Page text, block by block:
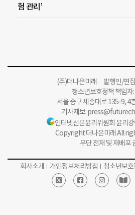
험 관리’
(주)더나은미래 발행인/편
청소년보호정책 책임자
서울 중구 세종대로 135-9, 4
기사제보:
인터넷신문윤리위원회 윤리
Copyright 더나은미래 All
무단 전재 및 재배포
회사소개 개인정보처리방침 청소년보호